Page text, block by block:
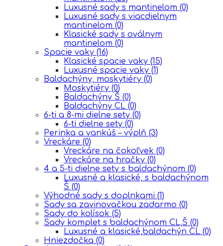
Luxusné sady s mantinelom (0)
Luxusné sady s viacdielnym
mantinelom (0)
Klasické sady s oválnym
mantinelom (0)
Spacie vaky (16)
Klasické spacie vaky (15)
Luxusné spacie vaky (1)
Baldachýny, moskytiéry (0)
Moskytiéry (0)
Baldachýny Š (0)
Baldachýny CL (0)
6-ti a 8-mi dielne sety (0)
6-ti dielne sety (0)
Perinka a vankúš – výplň (3)
Vreckáre (0)
Vreckáre na čokoľvek (0)
Vreckáre na hračky (0)
4 a 5-ti dielne sety s baldachýnom (0)
Luxusné a klasické, s baldachýnom
Š (0)
Výhodné sady s doplnkami (1)
Sady sa zavinovačkou zadarmo (0)
Sady do kolísok (5)
Sady komplet s baldachýnom CL,Š (0)
Luxusné a klasické,baldachýn CL (0)
Hniezdočka (0)